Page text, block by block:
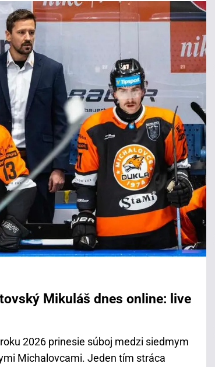
Mikuláš dnes online: live
2026 prinesie súboj medzi siedmym
Michalovcami. Jeden tím stráca